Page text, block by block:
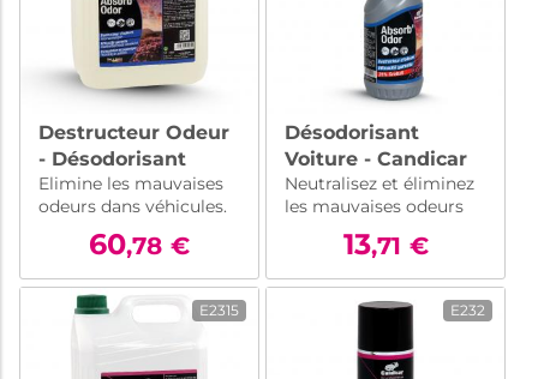
Destructeur Odeur
- Désodorisant
Voiture
professionnel –
Absorbodor - 5 l
Elimine les mauvaises
odeurs dans véhicules.
Absorbodor de
Candicar. Formule
avancée professionnelle
pour une efficacité
maximale contre les
odeurs organiques
60,78 €
Désodorisant
Voiture - Candicar
Absorbodor - 750
ml
Neutralisez et éliminez
les mauvaises odeurs
dans votre voiture avec
Absorbodor de
Candicar. Formule
avancée pour une
efficacité maximale
contre les odeurs
organiques tenaces.
13,71 €
E2315 E232